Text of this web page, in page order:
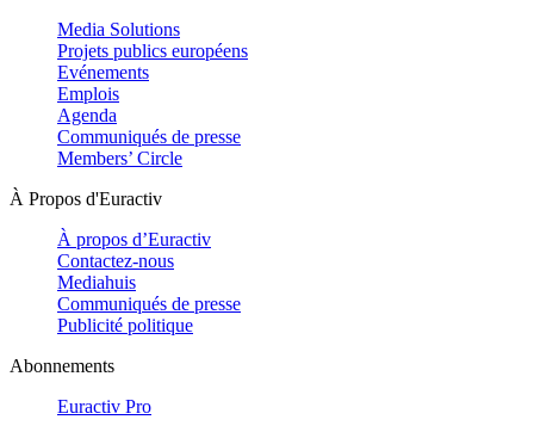
Media Solutions
Projets publics européens
Evénements
Emplois
Agenda
Communiqués de presse
Members’ Circle
À Propos d'Euractiv
À propos d’Euractiv
Contactez-nous
Mediahuis
Communiqués de presse
Publicité politique
Abonnements
Euractiv Pro